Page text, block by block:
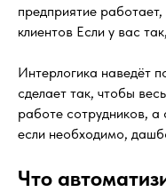
предприятие
клиентов Если у вас так,
Интерлогика наведёт
сделает так, чтобы
работе сотрудников, а
если необходимо,
Что